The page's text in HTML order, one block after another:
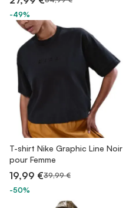
-49%
T-shirt Nike Graphic Line Noir
pour Femme
19,99 €39,99 €
-50%